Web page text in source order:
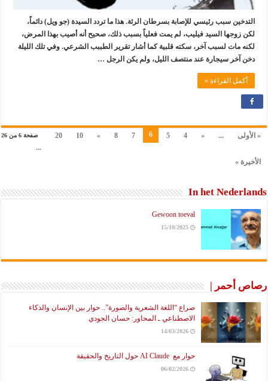
التدخين سبب رئيسي للإصابة بسرطان الرئة. هذا ما تردد السيدة (جو ويل) دائماً،
لكن زوجها السيد فيليب، لم يمت فعلياً بسبب ذلك، صحيح أنه أصيب بهذا المرض،
لكنه مات لسبب آخر، سكته قلبية كما أشار تقرير الطببب الشرعي. وفي تلك الليلة
دخن آخر سيجارة عند منتصف الليل، ولم يكن الرجل …
أكمل القراءة »
صفحة 6 من 26 « الأولى ...
«
4
5
6
7
8
»
10
20
...
الأخيرة »
In het Nederlands
Gewoon toeval
15/10/2025
رصاص أحمر |
صراع “اللغة الشعرية والصورة”.. حوار بين الإنسان والذكاء
الاصطناعي ـ المحاور: حسان الجودي
14/03/2026
حوار مع AI Claude حول التاريخ والحقيقة
06/02/2026